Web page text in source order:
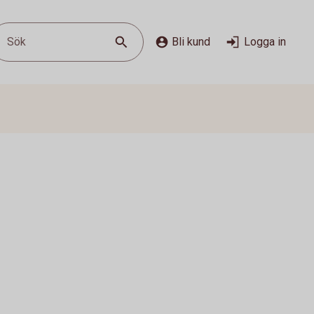
Sök Bli kund Logga in